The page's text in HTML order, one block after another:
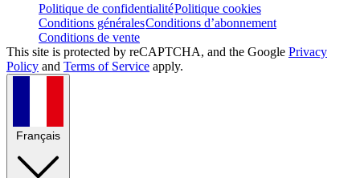
Politique de confidentialitéPolitique cookies
Conditions généralesConditions d’abonnement
Conditions de vente
This site is protected by reCAPTCHA, and the Google Privacy
Policy and Terms of Service apply.
Français